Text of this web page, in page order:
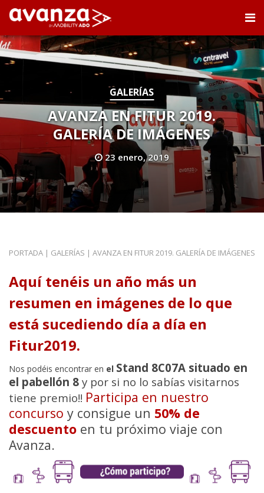
GALERÍAS
AVANZA EN FITUR 2019.
GALERÍA DE IMÁGENES
23 enero, 2019
PORTADA | GALERÍAS | AVANZA EN FITUR 2019. GALERÍA DE IMÁGENES
Aquí tenéis un año más un
resumen en imágenes de lo que
está sucediendo día a día en
Fitur2019.
Nos podéis encontrar en el Stand 8C07A situado en
el pabellón 8 y por si no lo sabías visitarnos
tiene premio!! Participa en nuestro
concurso y consigue un 50% de
descuento en tu próximo viaje con
Avanza.